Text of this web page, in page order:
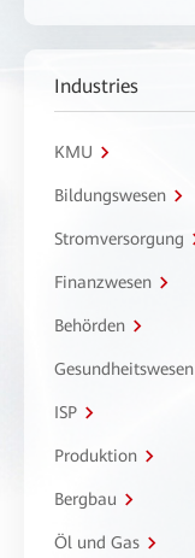
Industries
KMU
Bildungswesen
Stromversorgung
Finanzwesen
Behörden
Gesundheitswesen
ISP
Produktion
Bergbau
Öl und Gas